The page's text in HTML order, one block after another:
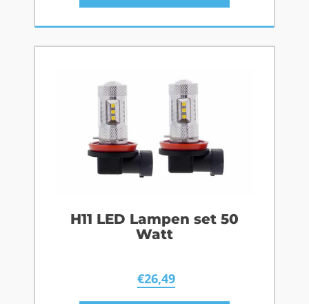
H11 LED Lampen set 50
Watt
€26,49